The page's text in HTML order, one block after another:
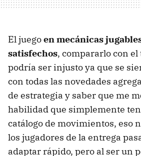
El juegoen mecánicas
satisfechos, compararlo con
podría ser injusto ya que se
con todas las novedades
de estrategia y saber que me
habilidad que simplemente
catálogo de movimientos, eso
los jugadores de la entrega
adaptar rápido, pero al ser un